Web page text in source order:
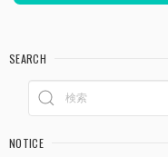
SEARCH
NOTICE